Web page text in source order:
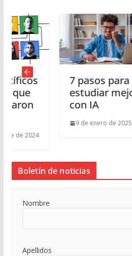
7 pasos para
estudiar mejor
con IA
9 de enero de 2025
Boletín de noticias
Nombre
Apellidos